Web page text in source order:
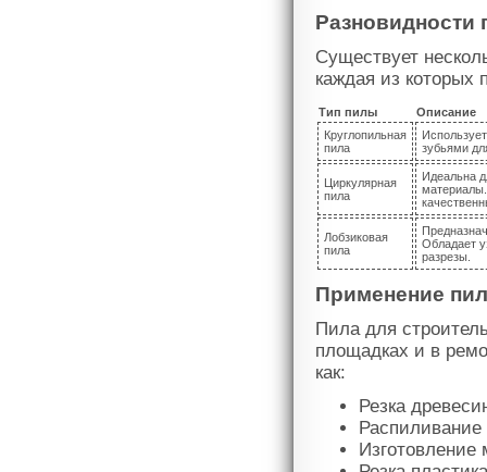
Разновидности
Существует
каждая из которых
Тип пилы
Описание
Круглопильная
пила
зубьями
Циркулярная
пила
Идеальна
Лобзиковая
пила
Обладает
разрезы.
Применение
Пила для
площадках и в
как:
Резка